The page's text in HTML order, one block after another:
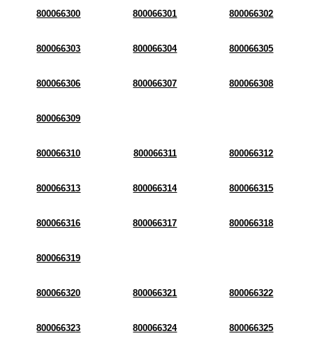
800066300 800066301 800066302
800066303 800066304 800066305
800066306 800066307 800066308
800066309
800066310 800066311 800066312
800066313 800066314 800066315
800066316 800066317 800066318
800066319
800066320 800066321 800066322
800066323 800066324 800066325